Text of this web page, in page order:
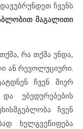
ჩვენს
მაგალითი
რა თქმა უნდა,
ან რევოლუციური.
ჩვენ მიერ
უბედურებების
ჩვენ
ხელგვეწიფება